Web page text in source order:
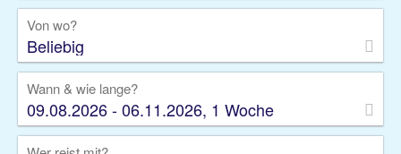
Von wo?
Beliebig
Wann & wie lange?
09.08.2026 - 06.11.2026, 1 Woche